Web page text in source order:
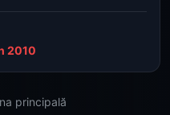
2010
principală